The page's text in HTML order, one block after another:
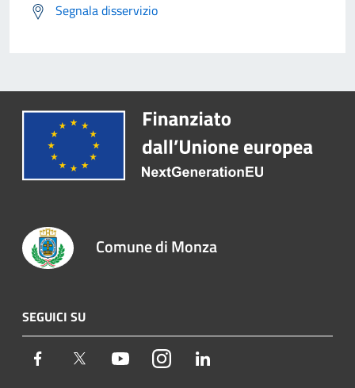
Segnala disservizio
Comune di Monza
SEGUICI SU
Facebook Twitter YoutubeInstagram